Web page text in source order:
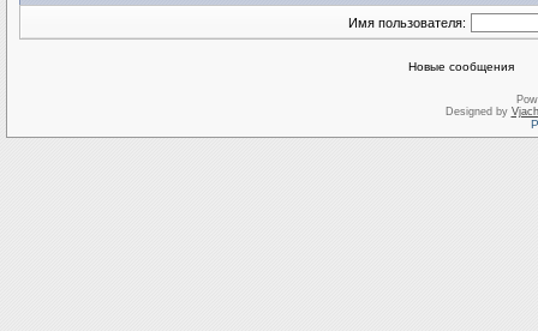
Имя пользователя:
Новые сообщения
Designed by